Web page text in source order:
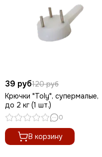
39 руб120 руб
Крючки "Toly", супермалые,
до 2 кг (1 шт.)
0
В корзину